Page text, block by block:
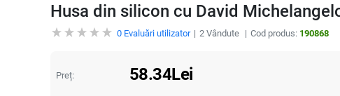
Husa din silicon cu David
0Evaluări utilizator 2Vândute Cod produs: 190868
Preț: 58.34Lei